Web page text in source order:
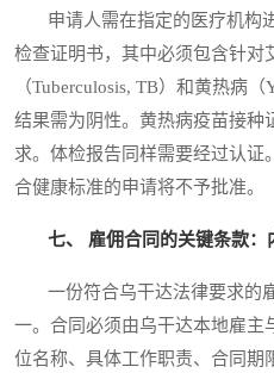
申请人需在指定的医疗机构
检查证明书，其中必须包含针
（Tuberculosis, TB）和黄热病
结果需为阴性。黄热病疫苗接种
求。体检报告同样需要经过认证
合健康标准的申请将不予批准。
七、 雇佣合同的关键条款：
一份符合乌干达法律要求的
一。合同必须由乌干达本地雇主
位名称、具体工作职责、合同期